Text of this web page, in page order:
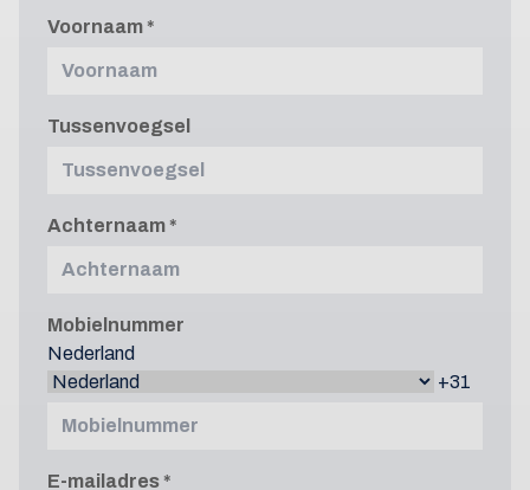
Voornaam
Tussenvoegsel
Achternaam
Mobielnummer
Nederland
+31
E-mailadres